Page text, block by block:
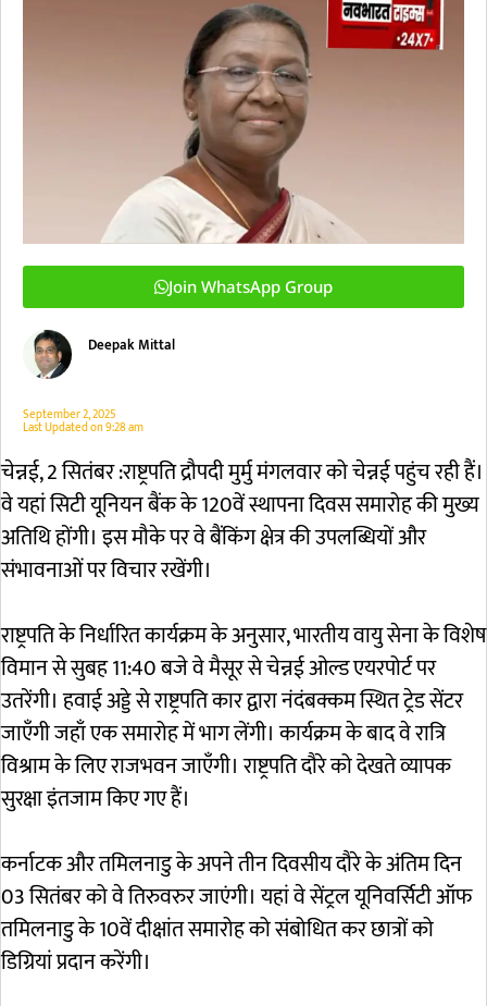
Join WhatsApp Group
Deepak Mittal
September 2, 2025
Last Updated on9:28 am
चेन्नई, 2 सितंबर :राष्ट्रपति द्रौपदी मुर्मु मंगलवार को चेन्नई पहुंच रही हैं।
वे यहां सिटी यूनियन बैंक के 120वें स्थापना दिवस समारोह की मुख्य
अतिथि होंगी। इस मौके पर वे बैंकिंग क्षेत्र की उपलब्धियों और
संभावनाओं पर विचार रखेंगी।
राष्ट्रपति के निर्धारित कार्यक्रम के अनुसार, भारतीय वायु सेना के विशेष
विमान से सुबह 11:40 बजे वे मैसूर से चेन्नई ओल्ड एयरपोर्ट पर
उतरेंगी। हवाई अड्डे से राष्ट्रपति कार द्वारा नंदंबक्कम स्थित ट्रेड सेंटर
जाएँगी जहाँ एक समारोह में भाग लेंगी। कार्यक्रम के बाद वे रात्रि
विश्राम के लिए राजभवन जाएँगी। राष्ट्रपति दौरे को देखते व्यापक
सुरक्षा इंतजाम किए गए हैं।
कर्नाटक और तमिलनाडु के अपने तीन दिवसीय दौरे के अंतिम दिन
03 सितंबर को वे तिरुवरुर जाएंगी। यहां वे सेंट्रल यूनिवर्सिटी ऑफ
तमिलनाडु के 10वें दीक्षांत समारोह को संबोधित कर छात्रों को
डिग्रियां प्रदान करेंगी।